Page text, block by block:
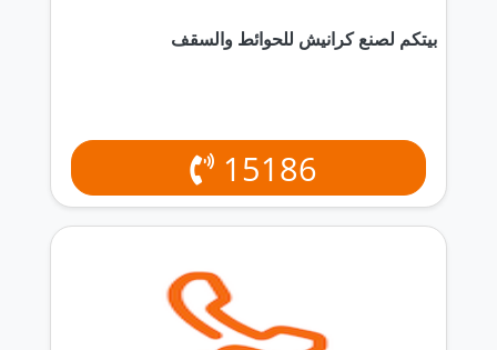
بيتكم لصنع كرانيش للحوائط والسقف
15186